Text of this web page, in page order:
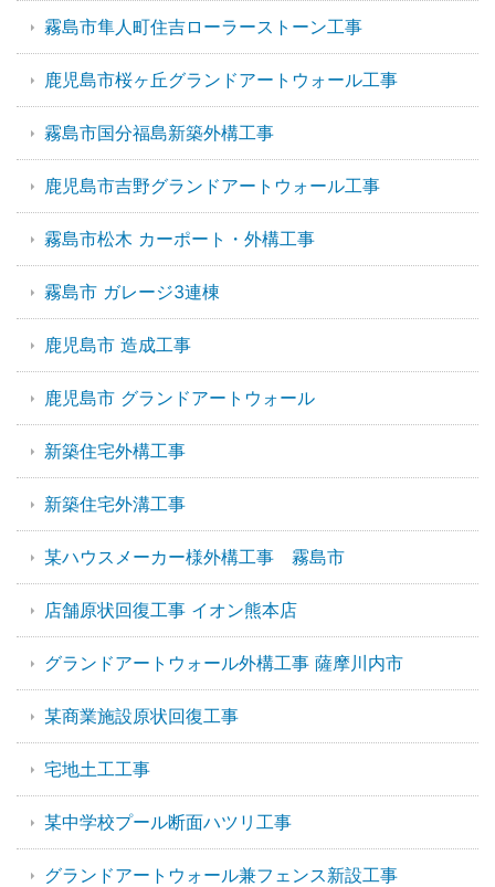
霧島市隼人町住吉ローラーストーン工事
鹿児島市桜ヶ丘グランドアートウォール工事
霧島市国分福島新築外構工事
鹿児島市吉野グランドアートウォール工事
霧島市松木 カーポート・外構工事
霧島市 ガレージ3連棟
鹿児島市 造成工事
鹿児島市 グランドアートウォール
新築住宅外構工事
新築住宅外溝工事
某ハウスメーカー様外構工事 霧島市
店舗原状回復工事 イオン熊本店
グランドアートウォール外構工事 薩摩川内市
某商業施設原状回復工事
宅地土工工事
某中学校プール断面ハツリ工事
グランドアートウォール兼フェンス新設工事